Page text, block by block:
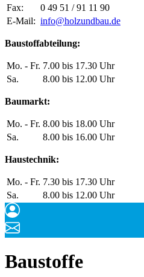
Fax:
0 49 51 / 91 11 90
E-Mail: info@holzundbau.de
Baustoffabteilung:
Mo. - Fr. 7.00 bis 17.30 Uhr
Sa.
8.00 bis 12.00 Uhr
Baumarkt:
Mo. - Fr. 8.00 bis 18.00 Uhr
Sa.
8.00 bis 16.00 Uhr
Haustechnik:
Mo. - Fr. 7.30 bis 17.30 Uhr
Sa.
8.00 bis 12.00 Uhr
Baustoffe